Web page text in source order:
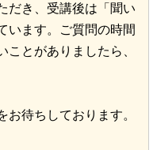
だき、受講後は「聞い
います。ご質問の時間
ことがありましたら、
待ちしております。